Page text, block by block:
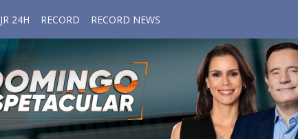
JR 24H RECORD RECORD NEWS